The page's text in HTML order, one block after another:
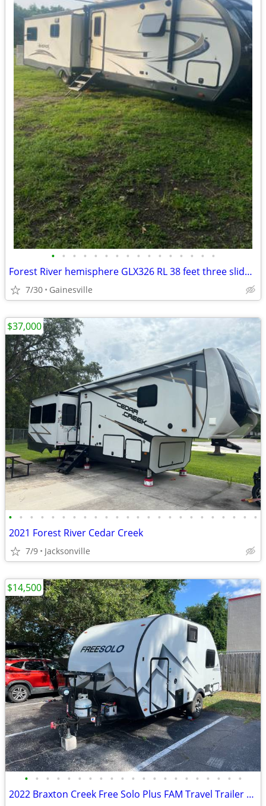
• • • • • • • • • • • • • • • •
Forest River hemisphere GLX326 RL 38 feet three slide out
7/30 Gainesville
• • • • • • • • • • • • • • • • • • • • • • • •
2021 Forest River Cedar Creek
7/9 Jacksonville
$37,000
• • • • • • • • • • • • • • • • • • • • •
2022 Braxton Creek Free Solo Plus FAM Travel Trailer – Like New
$14,500